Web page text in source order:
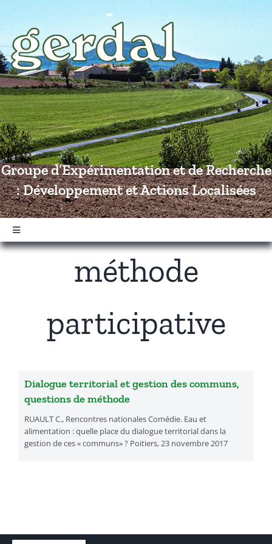
contenu
Groupe d’Expérimentation et de Recherche
: Développement et Actions Localisées
Navigation
à
Actualités
Recherches & Activités
Séminaires & Journées d’étude
méthode
participative
Dialogue territorial et gestion des communs,
questions de méthode
RUAULT C., Rencontres nationales Comédie. Eau et
alimentation : quelle place du dialogue territorial dans la
gestion de ces « communs» ? Poitiers, 23 novembre 2017